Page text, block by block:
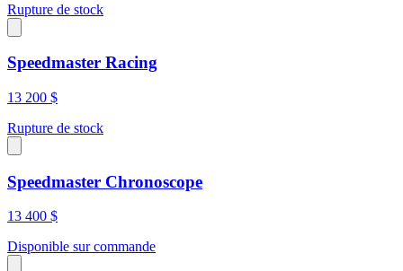
Rupture de stock
Speedmaster Racing
13 200 $
Rupture de stock
Speedmaster Chronoscope
13 400 $
Disponible sur commande